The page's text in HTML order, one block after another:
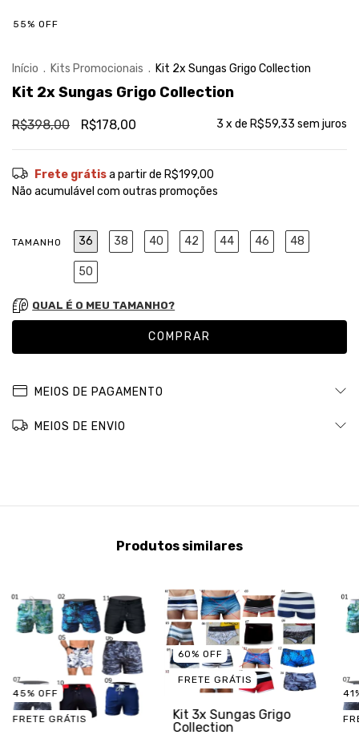
55% OFF
Início . Kits Promocionais . Kit 2x Sungas Grigo Collection
Kit 2x Sungas Grigo Collection
R$398,00 R$178,00 3 x de R$59,33 sem juros
Frete grátisa partir de R$199,00
Não acumulável com outras promoções
TAMANHO 36 38 40 42 44 46 48
50
QUAL É O MEU TAMANHO?
MEIOS DE PAGAMENTO
MEIOS DE ENVIO
Produtos similares
45% OFF
FRETE GRÁTIS
60% OFF
FRETE GRÁTIS
Kit 3x Sungas Grigo
Collection
41